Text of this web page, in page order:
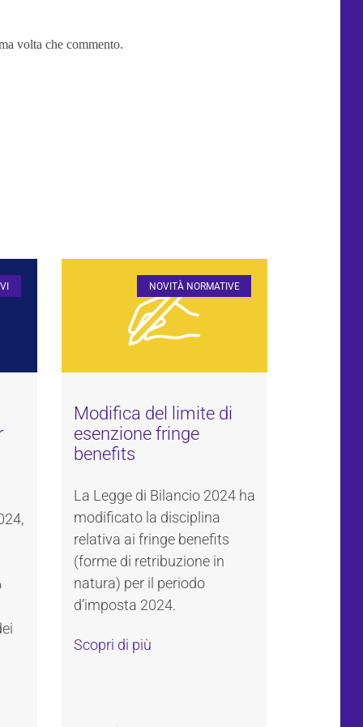
volta che commento.
NOVITÀ NORMATIVE
Modifica del limite di
esenzione fringe
benefits
La Legge di Bilancio 2024 ha
modificato la disciplina
relativa ai fringe benefits
(forme di retribuzione in
natura) per il periodo
d’imposta 2024.
Scopri di più